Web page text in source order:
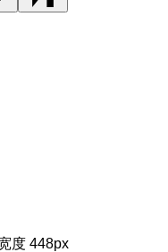
度 448px